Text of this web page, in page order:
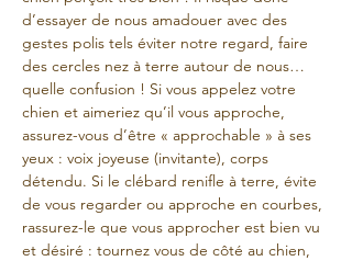
d’essayer de nous amadouer avec des
gestes polis tels éviter notre regard, faire
des cercles nez à terre autour de nous…
quelle confusion ! Si vous appelez votre
chien et aimeriez qu’il vous approche,
assurez-vous d’être « approchable » à ses
yeux : voix joyeuse (invitante), corps
détendu. Si le clébard renifle à terre, évite
de vous regarder ou approche en courbes,
rassurez-le que vous approcher est bien vu
et désiré : tournez vous de côté au chien,